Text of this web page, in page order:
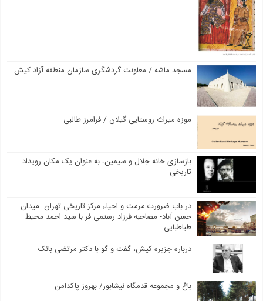
مسجد ماشه / معاونت گردشگری سازمان منطقه آزاد کیش
موزه میراث روستایی گیلان / فرامرز طالبی
بازسازی خانه جلال و سیمین، به عنوان یک مکان رویداد
تاریخی
در باب ضرورت مرمت و احیاء مرکز تاریخی تهران- میدان
حسن آباد- مصاحبه فرزاد رستمی فر با سید احمد محیط
طباطبایی
درباره جزیره کیش، گفت و گو با دکتر مرتضی بانک
باغ و مجموعه قدمگاه نیشابور/ بهروز پاکدامن